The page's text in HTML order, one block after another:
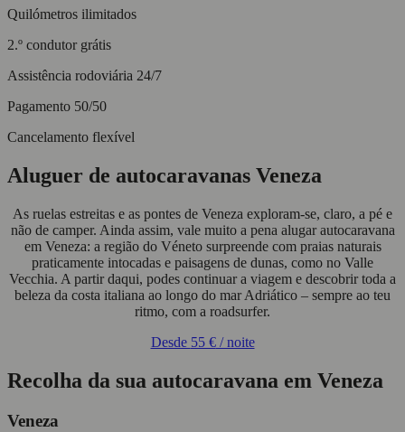
Quilómetros ilimitados
2.º condutor grátis
Assistência rodoviária 24/7
Pagamento 50/50
Cancelamento flexível
Aluguer de autocaravanas Veneza
As ruelas estreitas e as pontes de Veneza exploram-se, claro, a pé e
não de camper. Ainda assim, vale muito a pena alugar autocaravana
em Veneza: a região do Véneto surpreende com praias naturais
praticamente intocadas e paisagens de dunas, como no Valle
Vecchia. A partir daqui, podes continuar a viagem e descobrir toda a
beleza da costa italiana ao longo do mar Adriático – sempre ao teu
ritmo, com a roadsurfer.
Desde 55 €/ noite
Recolha da sua autocaravana em Veneza
Veneza